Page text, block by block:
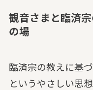
観音さまと臨済
の場
臨済宗の教えに基
というやさしい思